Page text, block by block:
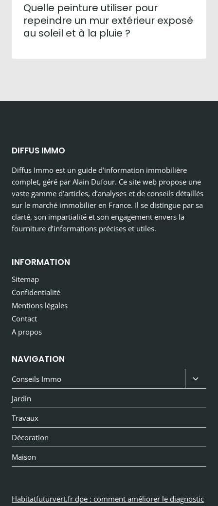
Quelle peinture utiliser pour
repeindre un mur extérieur exposé
au soleil et à la pluie ?
DIFFUS IMMO
Diffus Immo est un guide d’information immobilière
complet, géré par Alain Dufour. Ce site web propose une
vaste gamme d’articles, d’analyses et de conseils détaillés
sur le marché immobilier en France. Il se distingue par sa
clarté, son impartialité et son engagement envers la
fourniture d’informations précises et utiles.
INFORMATION
Sitemap
Confidentialité
Mentions légales
Contact
A propos
NAVIGATION
Conseils Immo
le
menu
Jardin
Travaux
Décoration
Maison
Habitatfuturvert.fr dpe : comment améliorer le diagnostic